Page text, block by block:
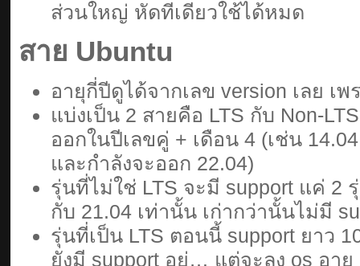
ส่วนใหญ่ หัดทีเดียวใช้ได้หมด
สาย Ubuntu
อายุกี่ปีดูได้จากเลข version เลย เ
แบ่งเป็น 2 สายคือ LTS กับ Non-
ออกในปีเลขคู่ + เดือน 4 (เช่น
และกำลังจะออก 22.04)
รุ่นที่ไม่ใช่ LTS จะมี support แค่ 2
กับ 21.04 เท่านั้น เก่ากว่านั้นไม่มี
รุ่นที่เป็น LTS ตอนนี้ support ยาว
ยังมี support อยู่… แต่จะลง os อา